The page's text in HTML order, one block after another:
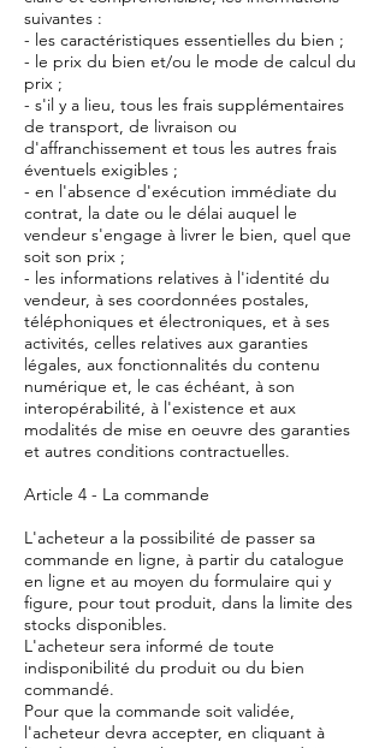
suivantes :
- les caractéristiques essentielles du bien ;
- le prix du bien et/ou le mode de calcul du
prix ;
- s'il y a lieu, tous les frais supplémentaires
de transport, de livraison ou
d'affranchissement et tous les autres frais
éventuels exigibles ;
- en l'absence d'exécution immédiate du
contrat, la date ou le délai auquel le
vendeur s'engage à livrer le bien, quel que
soit son prix ;
- les informations relatives à l'identité du
vendeur, à ses coordonnées postales,
téléphoniques et électroniques, et à ses
activités, celles relatives aux garanties
légales, aux fonctionnalités du contenu
numérique et, le cas échéant, à son
interopérabilité, à l'existence et aux
modalités de mise en oeuvre des garanties
et autres conditions contractuelles.
Article 4 - La commande
L'acheteur a la possibilité de passer sa
commande en ligne, à partir du catalogue
en ligne et au moyen du formulaire qui y
figure, pour tout produit, dans la limite des
stocks disponibles.
L'acheteur sera informé de toute
indisponibilité du produit ou du bien
commandé.
Pour que la commande soit validée,
l'acheteur devra accepter, en cliquant à